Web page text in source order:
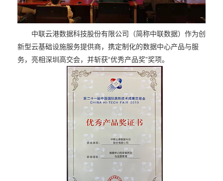
中联云港数据科技股份有限公司（简称中联数据）作为创
新型云基础设施服务提供商，携定制化的数据中心产品与服
务，亮相深圳高交会，并斩获“优秀产品奖”奖项。